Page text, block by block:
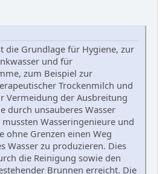
die Grundlage für Hygiene, zur
und für
zum Beispiel zur
Trockenmilch und
Vermeidung der Ausbreitung
durch unsauberes Wasser
Wasseringenieure und
ohne Grenzen einen Weg
Wasser zu produzieren. Dies
die Reinigung sowie den
Brunnen erreicht. Die